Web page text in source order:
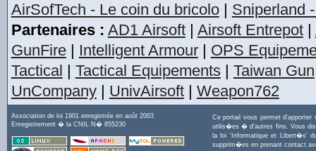
AirSofTech - Le coin du bricolo| Sniperland
Partenaires : AD1 Airsoft| Airsoft Entrepot|
GunFire| Intelligent Armour| OPS
Tactical | Tactical Equipements| Taiwan Gun
UnCompany| UnivAirsoft| Weapon762
Association de loi 1901 enregistrée en août 2003
Enregistrement � la CNIL N� 855230
Ce portail vous permet
utilis�es � d'autres fins. Vous
la loi 'Informatique et Libert�s'
supprim�es en prenant contact